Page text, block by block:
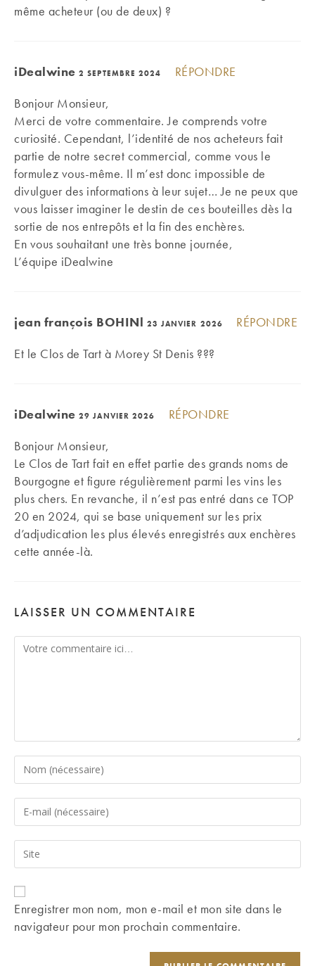
même acheteur (ou de deux) ?
iDealwine 2 SEPTEMBRE 2024
RÉPONDRE
Bonjour Monsieur,
Merci de votre commentaire. Je comprends votre
curiosité. Cependant, l’identité de nos acheteurs fait
partie de notre secret commercial, comme vous le
formulez vous-même. Il m’est donc impossible de
divulguer des informations à leur sujet… Je ne peux que
vous laisser imaginer le destin de ces bouteilles dès la
sortie de nos entrepôts et la fin des enchères.
En vous souhaitant une très bonne journée,
L’équipe iDealwine
jean françois BOHINl 23 JANVIER 2026
RÉPONDRE
Et le Clos de Tart à Morey St Denis ???
iDealwine 29 JANVIER 2026
RÉPONDRE
Bonjour Monsieur,
Le Clos de Tart fait en effet partie des grands noms de
Bourgogne et figure régulièrement parmi les vins les
plus chers. En revanche, il n’est pas entré dans ce TOP
20 en 2024, qui se base uniquement sur les prix
d’adjudication les plus élevés enregistrés aux enchères
cette année-là.
LAISSER UN COMMENTAIRE
Comment
Enter
your
name
comment
Enter
your
email
address
comment
Saisir
l’URL
de
votre
(facultatif)
Enregistrer mon nom, mon e-mail et mon site dans le
navigateur pour mon prochain commentaire.